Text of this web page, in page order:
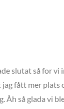
slutat så for
fått mer
Åh så glada vi